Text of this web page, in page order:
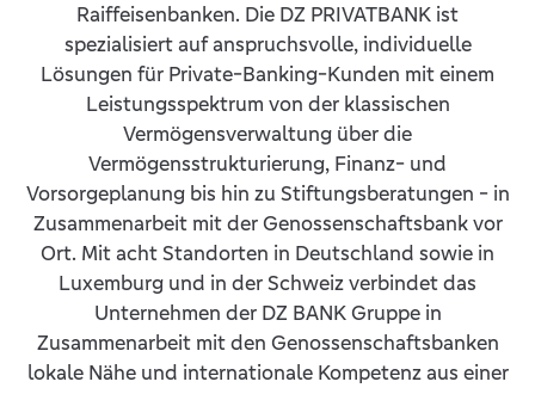
Raiffeisenbanken. Die DZ PRIVATBANK ist
spezialisiert auf anspruchsvolle, individuelle
Lösungen für Private-Banking-Kunden mit einem
Leistungsspektrum von der klassischen
Vermögensverwaltung über die
Vermögensstrukturierung, Finanz- und
Vorsorgeplanung bis hin zu Stiftungsberatungen - in
Zusammenarbeit mit der Genossenschaftsbank vor
Ort. Mit acht Standorten in Deutschland sowie in
Luxemburg und in der Schweiz verbindet das
Unternehmen der DZ BANK Gruppe in
Zusammenarbeit mit den Genossenschaftsbanken
lokale Nähe und internationale Kompetenz aus einer